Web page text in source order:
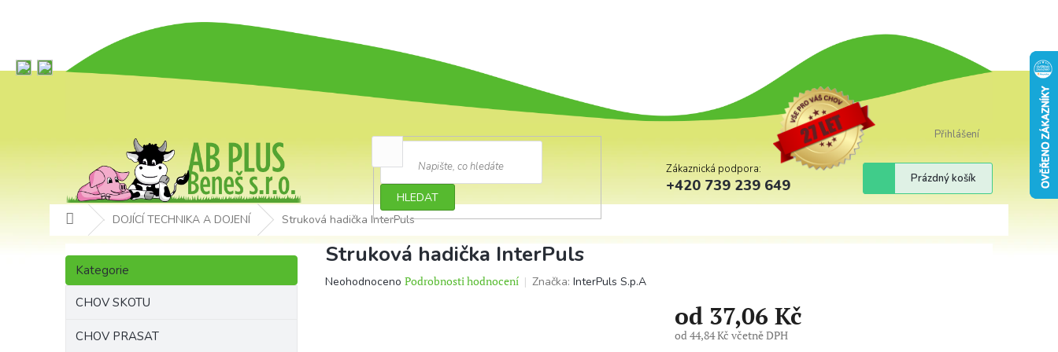
Přihlášení
HLEDAT
Zákaznická podpora:
+420 739 239 649
Nákupní
košík
Prázdný košík
Domů DOJÍCÍ TECHNIKA A DOJENÍ Struková hadička InterPuls
P
s
Přeskočit
kategorie
Kategorie
CHOV SKOTU
CHOV PRASAT
Struková hadička InterPuls
Průměrné
Neohodnoceno Podrobnosti hodnocení Značka: InterPuls S.p.A
od 37,06 Kč
od44,84 Kč včetně DPH